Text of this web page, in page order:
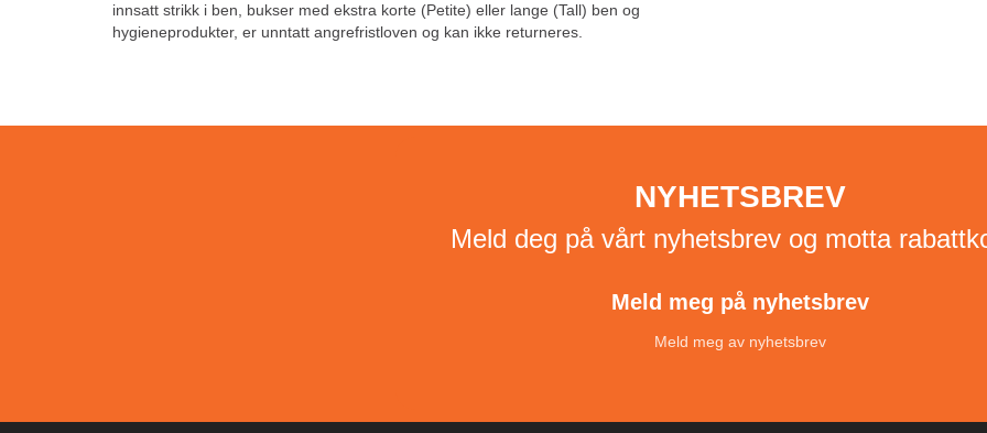
innsatt strikk i ben, bukser med ekstra korte (Petite) eller lange (Tall) ben og
hygieneprodukter, er unntatt angrefristloven og kan ikke returneres.
NYHETSBREV
Meld deg på vårt nyhetsbrev og motta
Meld meg på nyhetsbrev
Meld meg av nyhetsbrev